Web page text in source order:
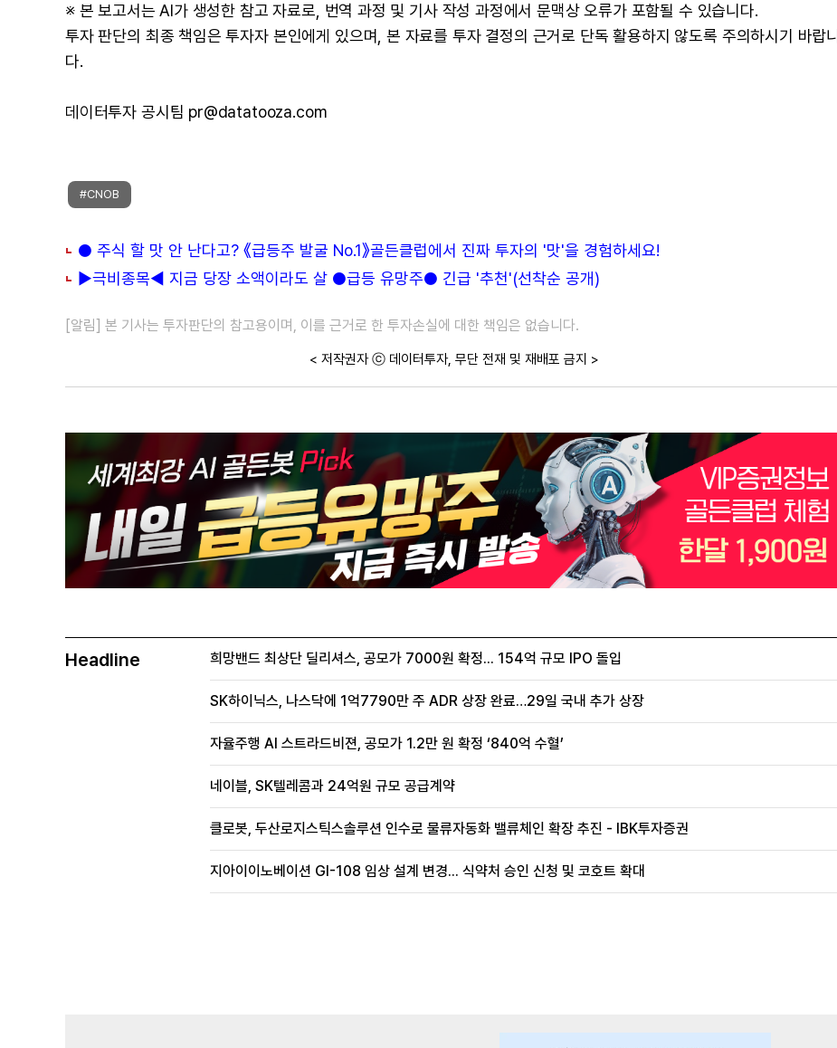
※ 본 보고서는 AI가 생성한 참고 자료로, 번역 과정 및 기사 작성 과정에서 문맥상 오류가 포함될 수 있습니다.
투자 판단의 최종 책임은 투자자 본인에게 있으며, 본 자료를 투자 결정의 근거로 단독 활용하지 않도록 주의하시기 바랍니
다.
데이터투자 공시팀 pr@datatooza.com
#CNOB
● 주식 할 맛 안 난다고? 《급등주 발굴 No.1》골든클럽에서 진짜 투자의 '맛'을 경험하세요!
▶극비종목◀ 지금 당장 소액이라도 살 ●급등 유망주● 긴급 '추천'(선착순 공개)
[알림] 본 기사는 투자판단의 참고용이며, 이를 근거로 한 투자손실에 대한 책임은 없습니다.
< 저작권자 ⓒ 데이터투자, 무단 전재 및 재배포 금지 >
Headline 희망밴드 최상단 딜리셔스, 공모가 7000원 확정... 154억 규모 IPO 돌입
SK하이닉스, 나스닥에 1억7790만 주 ADR 상장 완료…29일 국내 추가 상장
자율주행 AI 스트라드비젼, 공모가 1.2만 원 확정 ‘840억 수혈’
네이블, SK텔레콤과 24억원 규모 공급계약
클로봇, 두산로지스틱스솔루션 인수로 물류자동화 밸류체인 확장 추진 - IBK투자증권
지아이이노베이션 GI-108 임상 설계 변경... 식약처 승인 신청 및 코호트 확대